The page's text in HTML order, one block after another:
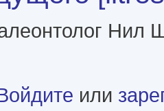
Нил
Земли. Путешествия к полюсам в
или